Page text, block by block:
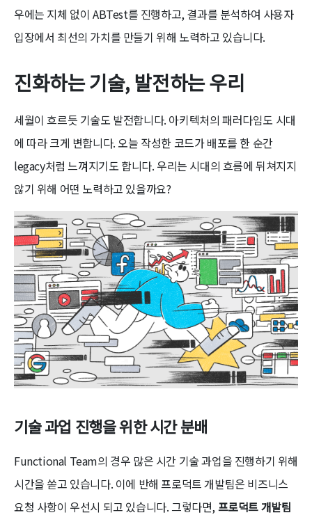
우에는 지체 없이 ABTest를 진행하고, 결과를 분석하여 사용자
입장에서 최선의 가치를 만들기 위해 노력하고 있습니다.
진화하는 기술, 발전하는 우리
세월이 흐르듯 기술도 발전합니다. 아키텍처의 패러다임도 시대
에 따라 크게 변합니다. 오늘 작성한 코드가 배포를 한 순간
legacy처럼 느껴지기도 합니다. 우리는 시대의 흐름에 뒤쳐지지
않기 위해 어떤 노력하고 있을까요?
기술 과업 진행을 위한 시간 분배
Functional Team의 경우 많은 시간 기술 과업을 진행하기 위해
시간을 쏟고 있습니다. 이에 반해 프로덕트 개발팀은 비즈니스
요청 사항이 우선시 되고 있습니다. 그렇다면, 프로덕트 개발팀